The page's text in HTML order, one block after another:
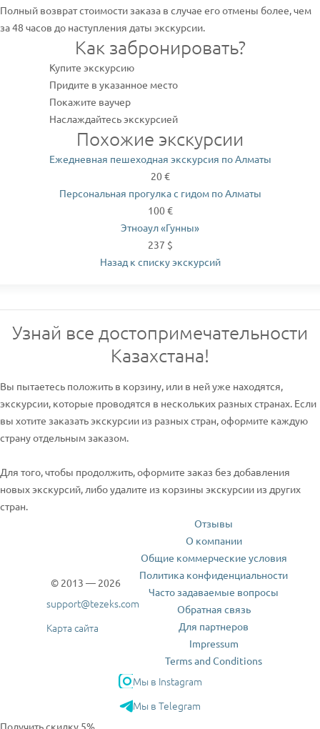
Полный возврат стоимости заказа в случае его отмены более, чем
за 48 часов до наступления даты экскурсии.
Как забронировать?
Купите экскурсию
Придите в указанное место
Покажите ваучер
Наслаждайтесь экскурсией
Похожие экскурсии
Ежедневная пешеходная экскурсия по Алматы
20 €
Персональная прогулка с гидом по Алматы
100 €
Этноаул «Гунны»
237 $
Назад к списку экскурсий
Узнай все достопримечательности
Казахстана!
Вы пытаетесь положить в корзину, или в ней уже находятся,
экскурсии, которые проводятся в нескольких разных странах. Если
вы хотите заказать экскурсии из разных стран, оформите каждую
страну отдельным заказом.
Для того, чтобы продолжить, оформите заказ без добавления
новых экскурсий, либо удалите из корзины экскурсии из других
стран.
© 2013 — 2026
support@tezeks.com
Карта сайта
Отзывы
О компании
Общие коммерческие условия
Политика конфиденциальности
Часто задаваемые вопросы
Обратная связь
Для партнеров
Impressum
Terms and Conditions
Мы в Instagram
Мы в Telegram
Получить скидку 5%